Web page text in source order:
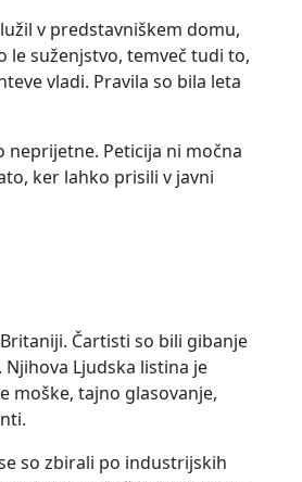
v predstavniškem domu,
le suženjstvo, temveč tudi to,
vladi. Pravila so bila leta
neprijetne. Peticija ni močna
ker lahko prisili v javni
Čartisti so bili gibanje
Ljudska listina je
moške, tajno glasovanje,
so zbirali po industrijskih